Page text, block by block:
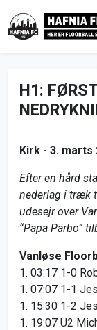
H1:
Kirk - 3. marts
Efter en hård
nederlag i træk
udesejr over
“Papa Parbo”
Vanløse
1. 03:17 1-0
1. 07:07 1-1
1. 15:30 1-2
1. 19:07 U2